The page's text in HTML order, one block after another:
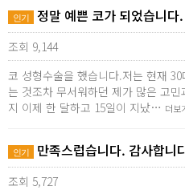
인기 정말 예쁜 코가 되었습니다.
조회 9,144
코 성형수술을 했습니다.저는 현재
는 것조차 무서워하던 제가 많은 고
지 이제 한 달하고 15일이 지났… 더보
인기 만족스럽습니다. 감사합니
조회 5,727